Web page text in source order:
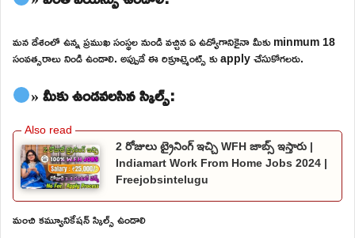
మన దేశంలో ఉన్న ప్రముఖ సంస్థల నుండి వచ్చిన ఏ ఉద్యోగానికైనా మీకు minmum 18
సంవత్సరాలు నిండి ఉండాలి. అప్పుడే ఈ రిక్రూట్మెంట్స్ కు apply చేసుకోగలరు.
» మీకు ఉండవలసిన స్కిల్స్:
2 రోజులు ట్రైనింగ్ ఇచ్చి WFH జాబ్స్ ఇస్తారు |
Indiamart Work From Home Jobs 2024 |
Freejobsintelugu
మంచి కమ్యూనికేషన్ స్కిల్స్ ఉండాలి